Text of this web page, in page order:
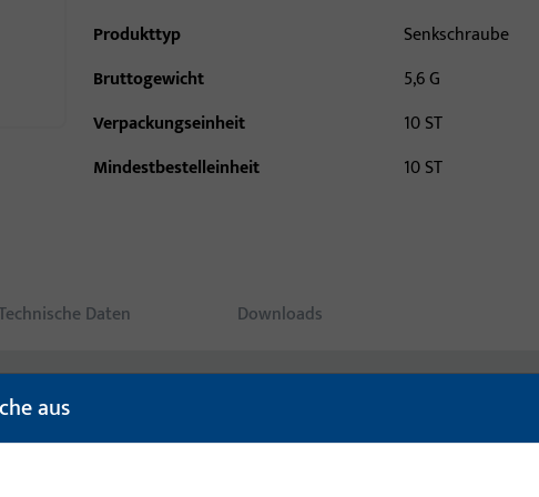
Produkttyp
Senkschraube
Bruttogewicht
5,6 G
Verpackungseinheit
10 ST
Mindestbestelleinheit
10 ST
Daten Downloads
aus